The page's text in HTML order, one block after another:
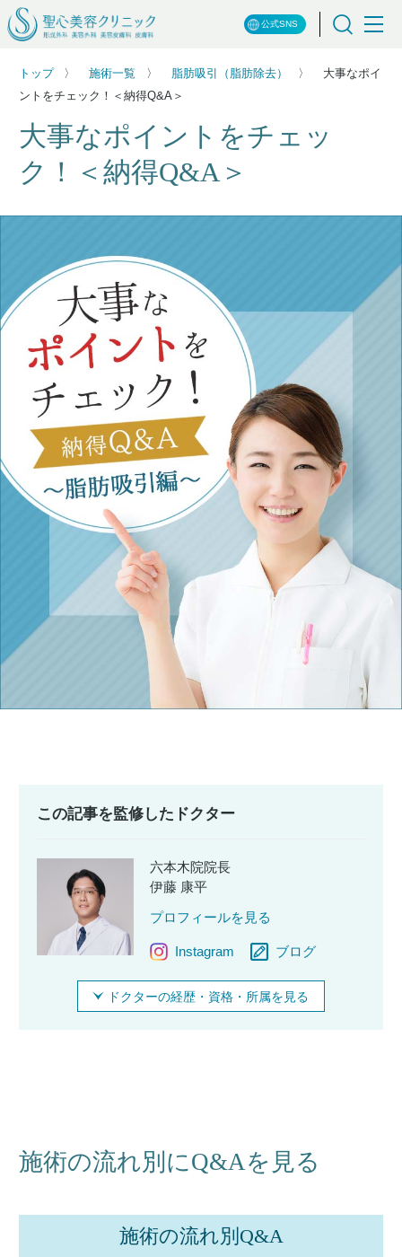
公式SNS
トップ 施術一覧 脂肪吸引（脂肪除去）
大事なポイ
ントをチェック！＜納得Q&A＞
大事なポイントをチェッ
ク！＜納得Q&A＞
この記事を監修したドクター
六本木院院長
伊藤 康平
プロフィールを見る
Instagram ブログ
ドクターの経歴・資格・所属を見る
施術の流れ別にQ&Aを見る
施術の流れ別Q&A